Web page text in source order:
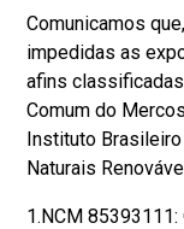
Comunicamos
impedidas as
afins
Comum do
Instituto
Naturais
1.NCM